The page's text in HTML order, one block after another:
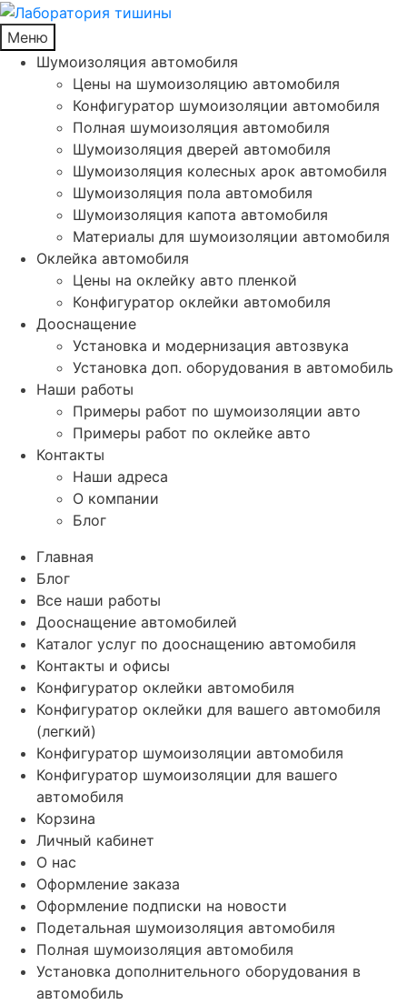
Меню
Шумоизоляция автомобиля
Цены на шумоизоляцию автомобиля
Конфигуратор шумоизоляции автомобиля
Полная шумоизоляция автомобиля
Шумоизоляция дверей автомобиля
Шумоизоляция колесных арок автомобиля
Шумоизоляция пола автомобиля
Шумоизоляция капота автомобиля
Материалы для шумоизоляции автомобиля
Оклейка автомобиля
Цены на оклейку авто пленкой
Конфигуратор оклейки автомобиля
Дооснащение
Установка и модернизация автозвука
Установка доп. оборудования в автомобиль
Наши работы
Примеры работ по шумоизоляции авто
Примеры работ по оклейке авто
Контакты
Наши адреса
О компании
Блог
Главная
Блог
Все наши работы
Дооснащение автомобилей
Каталог услуг по дооснащению автомобиля
Контакты и офисы
Конфигуратор оклейки автомобиля
Конфигуратор оклейки для вашего автомобиля
(легкий)
Конфигуратор шумоизоляции автомобиля
Конфигуратор шумоизоляции для вашего
автомобиля
Корзина
Личный кабинет
О нас
Оформление заказа
Оформление подписки на новости
Подетальная шумоизоляция автомобиля
Полная шумоизоляция автомобиля
Установка дополнительного оборудования в
автомобиль